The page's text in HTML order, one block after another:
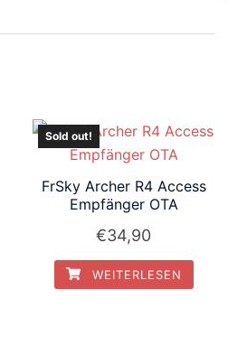
Sold out!
FrSky Archer R4 Access
Empfänger OTA
€34,90
WEITERLESEN